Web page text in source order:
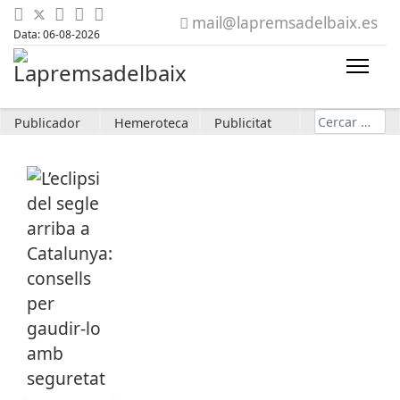
Data: 06-08-2026
mail@lapremsadelbaix.es
Publicador Hemeroteca Publicitat Cerca